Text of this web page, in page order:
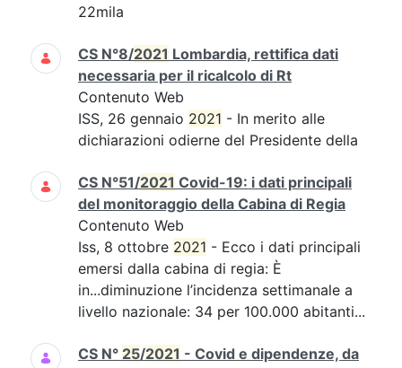
22mila
CS N°8/2021 Lombardia, rettifica dati
necessaria per il ricalcolo di Rt
Contenuto Web
ISS, 26 gennaio 2021 - In merito alle
dichiarazioni odierne del Presidente della
CS N°51/2021 Covid-19: i dati principali
del monitoraggio della Cabina di Regia
Contenuto Web
Iss, 8 ottobre 2021 - Ecco i dati principali
emersi dalla cabina di regia: È
in...diminuzione l’incidenza settimanale a
livello nazionale: 34 per 100.000 abitanti...
CS N° 25/2021 - Covid e dipendenze, da